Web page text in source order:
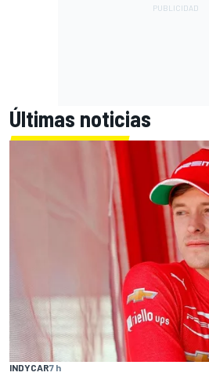
Últimas noticias
INDYCAR7 h